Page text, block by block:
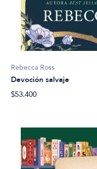
Rebecca Ross
Devoción salvaje
$53.400